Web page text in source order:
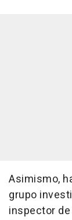
Asimismo,
grupo
inspector